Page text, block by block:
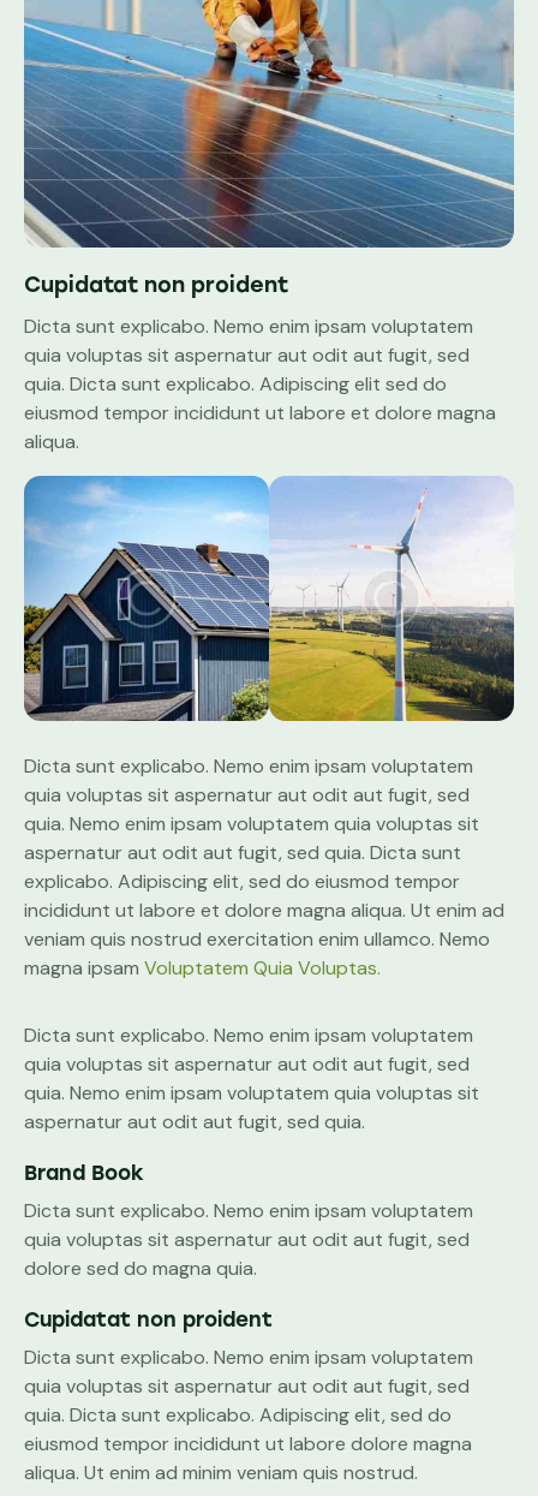
Cupidatat non proident
Dicta sunt explicabo. Nemo enim ipsam voluptatem
quia voluptas sit aspernatur aut odit aut fugit, sed
quia. Dicta sunt explicabo. Adipiscing elit sed do
eiusmod tempor incididunt ut labore et dolore magna
aliqua.
Dicta sunt explicabo. Nemo enim ipsam voluptatem
quia voluptas sit aspernatur aut odit aut fugit, sed
quia. Nemo enim ipsam voluptatem quia voluptas sit
aspernatur aut odit aut fugit, sed quia. Dicta sunt
explicabo. Adipiscing elit, sed do eiusmod tempor
incididunt ut labore et dolore magna aliqua. Ut enim ad
veniam quis nostrud exercitation enim ullamco. Nemo
magna ipsam Voluptatem Quia Voluptas.
Dicta sunt explicabo. Nemo enim ipsam voluptatem
quia voluptas sit aspernatur aut odit aut fugit, sed
quia. Nemo enim ipsam voluptatem quia voluptas sit
aspernatur aut odit aut fugit, sed quia.
Brand Book
Dicta sunt explicabo. Nemo enim ipsam voluptatem
quia voluptas sit aspernatur aut odit aut fugit, sed
dolore sed do magna quia.
Cupidatat non proident
Dicta sunt explicabo. Nemo enim ipsam voluptatem
quia voluptas sit aspernatur aut odit aut fugit, sed
quia. Dicta sunt explicabo. Adipiscing elit, sed do
eiusmod tempor incididunt ut labore dolore magna
aliqua. Ut enim ad minim veniam quis nostrud.